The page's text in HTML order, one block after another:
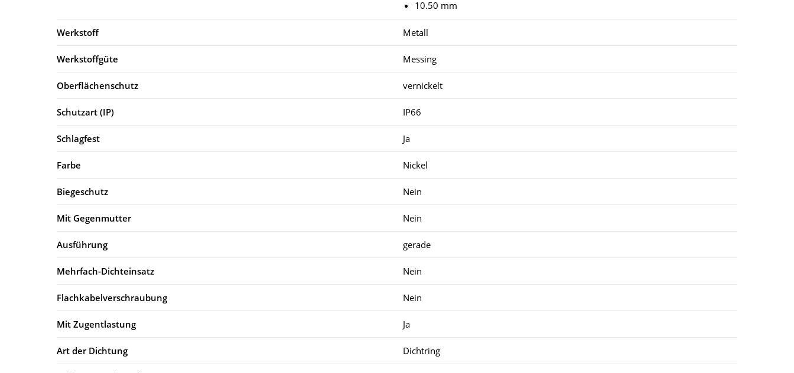
10.50 mm
Werkstoff Metall
Werkstoffgüte Messing
Oberflächenschutz vernickelt
Schutzart (IP) IP66
Schlagfest Ja
Farbe Nickel
Biegeschutz Nein
Mit Gegenmutter Nein
Ausführung gerade
Mehrfach-Dichteinsatz Nein
Flachkabelverschraubung Nein
Mit Zugentlastung Ja
Art der Dichtung Dichtring